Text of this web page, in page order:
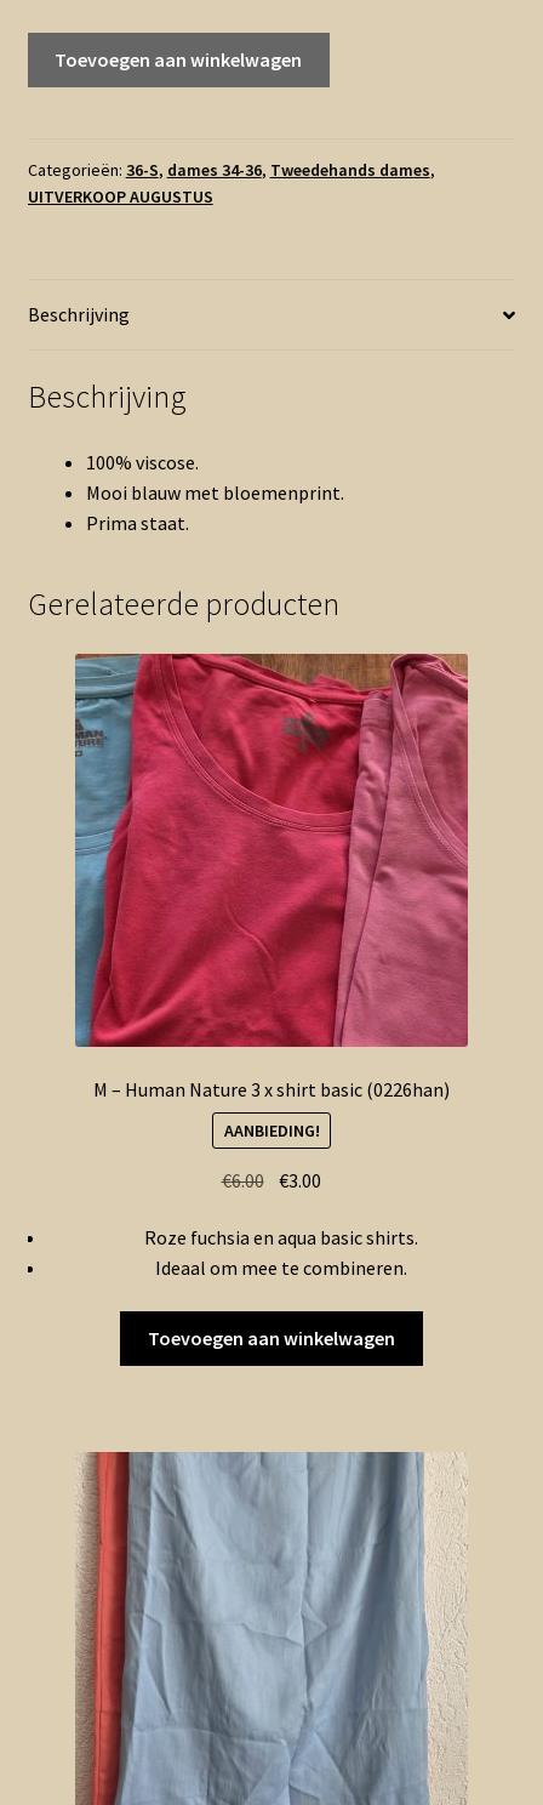
€6.00.€3.00.
blauw
met
Toevoegen aan winkelwagen
Categorieën: 36-S, dames 34-36, Tweedehands dames,
UITVERKOOP AUGUSTUS
Beschrijving
Beschrijving
100% viscose.
Mooi blauw met bloemenprint.
Prima staat.
Gerelateerde producten
M – Human Nature 3 x shirt basic (0226han)
AANBIEDING!
€6.00 Oorspronkelijke
was:
€6.00.
€3.00
is:
€3.00.
Roze fuchsia en aqua basic shirts.
Ideaal om mee te combineren.
Toevoegen aan winkelwagen